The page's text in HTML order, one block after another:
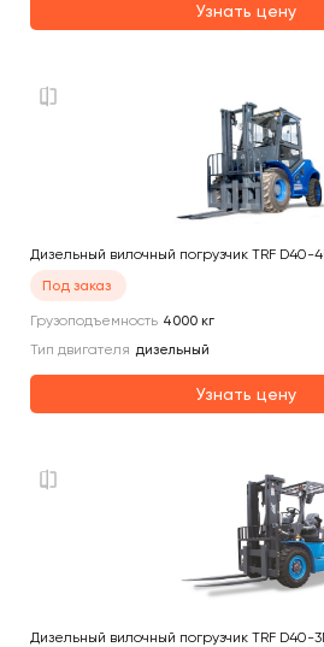
Узнать цену
Дизельный вилочный погрузчик TRF D40-
Под заказ
Грузоподъемность 4000 кг
Тип двигателя дизельный
Узнать цену
Дизельный вилочный погрузчик TRF D40-